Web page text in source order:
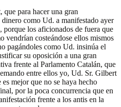
que para hacer una gran
como Ud. a manifestado ayer
porque los aficionados de fuera que
vendrían costeándose ellos mismos
pagándoles como Ud. insinúa el
su oposición a una gran
frente al Parlamento Catalán, que
entre ellos yo, Ud. Sr. Gilbert
mejor que no se haya hecho
por la poca concurrencia que en
frente a los antis en la